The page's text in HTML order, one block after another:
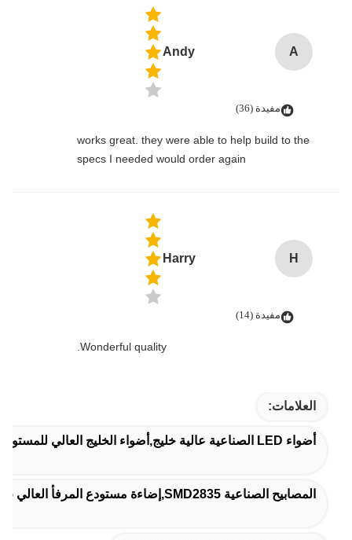
A
Andy
مفيدة (36)
works great. they were able to help build to the
specs I needed would order again
H
Harry
مفيدة (14)
Wonderful quality.
العلامات:
أضواء LED الصناعية عالية خليج,أضواء الخليج العالي للمستودع,مضادات المياه مصابيح LED عالية الخليج
المصابيح الصناعية SMD2835,إضاءة مستودع المرفأ العالي SMD2835,إضاءة مستودع رال 9017